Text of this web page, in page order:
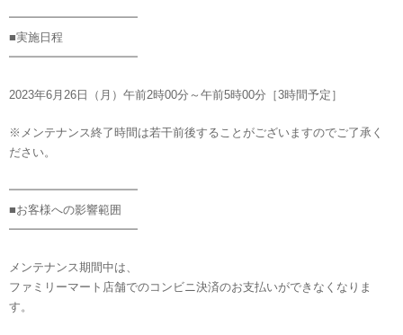
━━━━━━━━━━━
■実施日程
━━━━━━━━━━━
2023年6月26日（月）午前2時00分～午前5時00分［3時間予定］
※メンテナンス終了時間は若干前後することがございますのでご了承く
ださい。
━━━━━━━━━━━
■お客様への影響範囲
━━━━━━━━━━━
メンテナンス期間中は、
ファミリーマート店舗でのコンビニ決済のお支払いができなくなりま
す。